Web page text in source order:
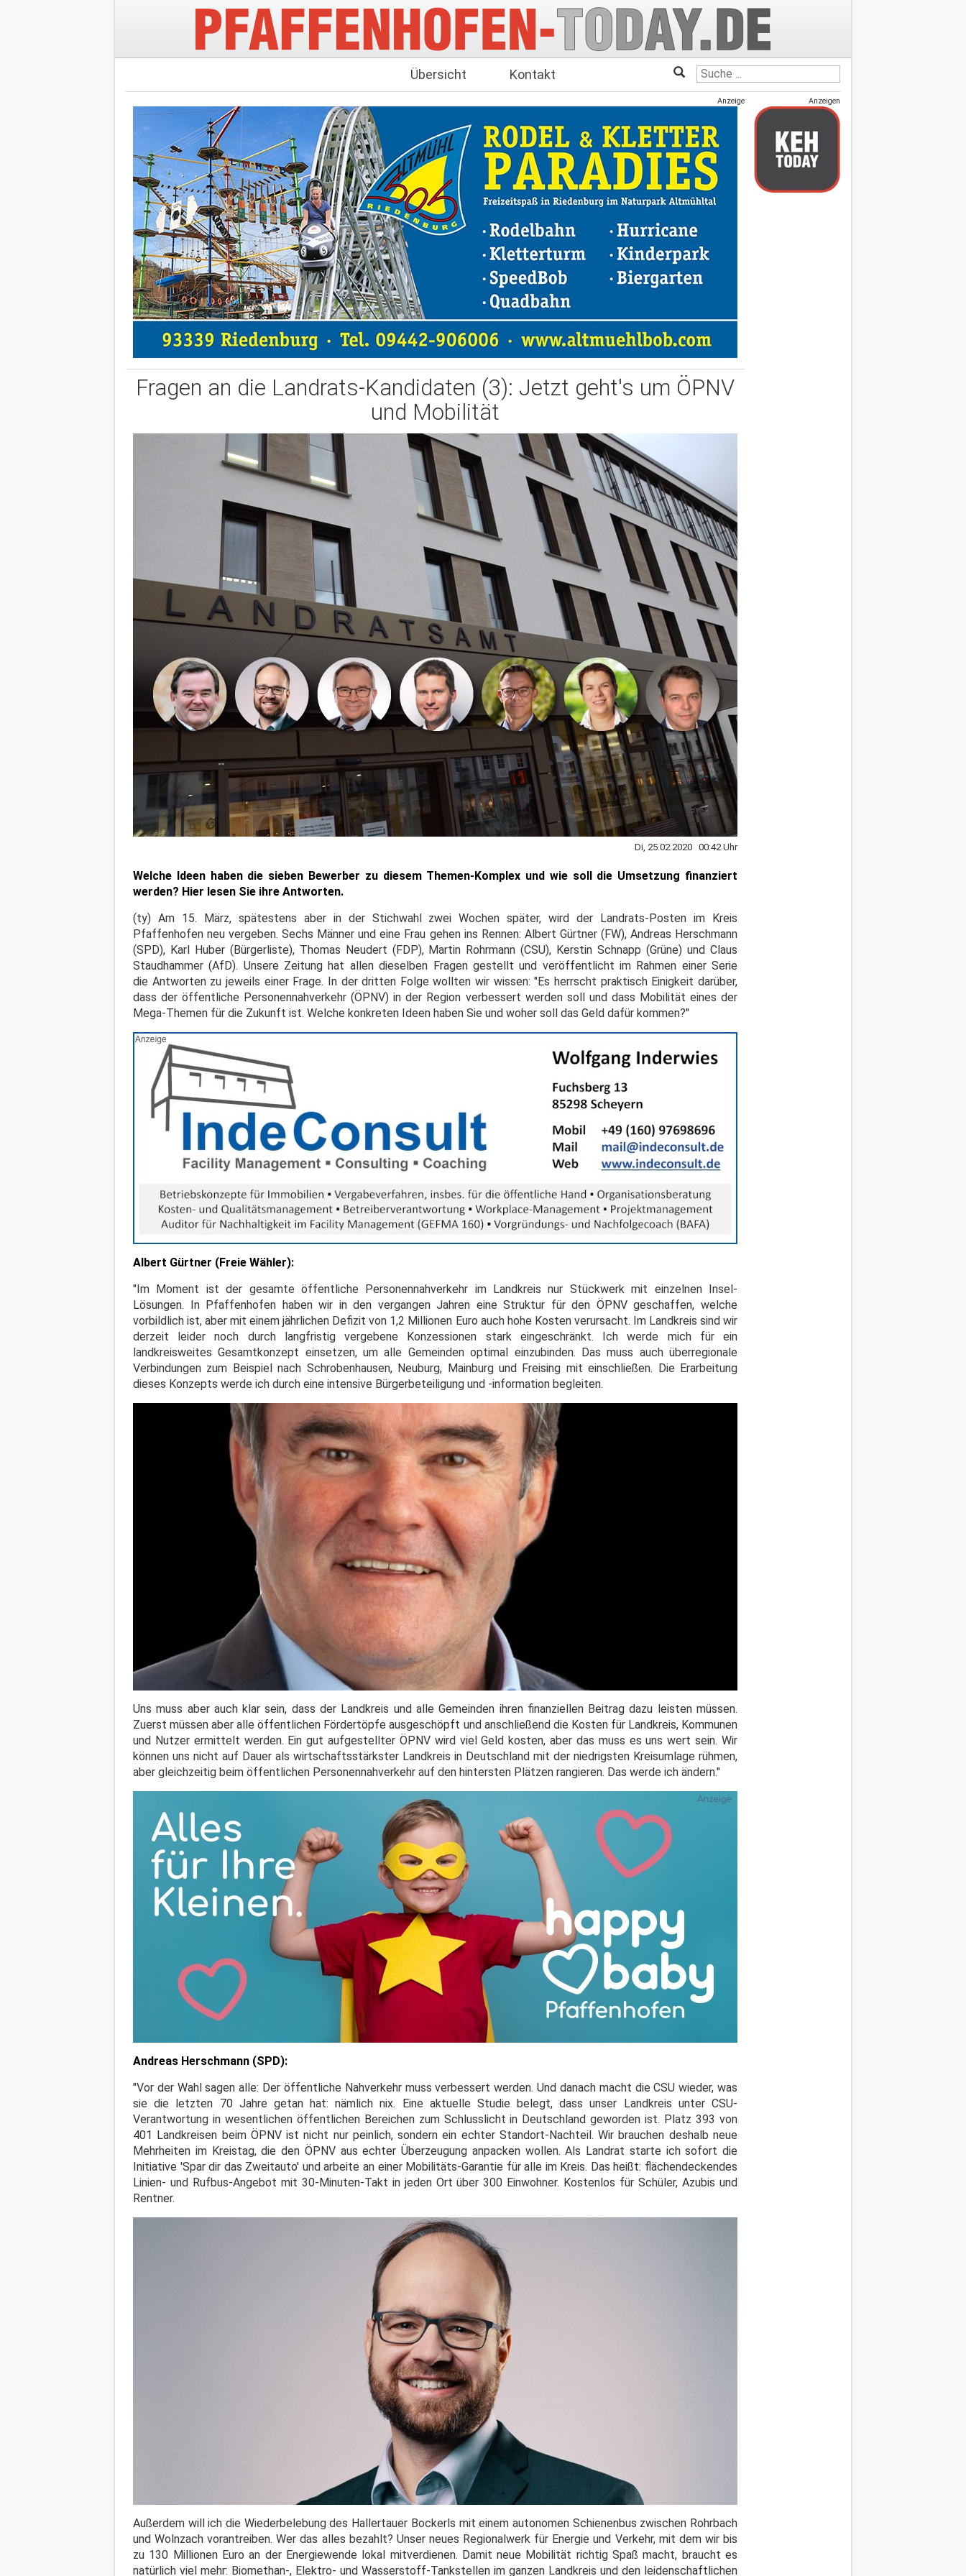
Übersicht Kontakt
Anzeige
Fragen an die Landrats-Kandidaten (3): Jetzt geht's um ÖPNV
und Mobilität
Di, 25.02.2020 00:42 Uhr
Welche Ideen haben die sieben Bewerber zu diesem Themen-Komplex und wie soll die Umsetzung finanziert
werden? Hier lesen Sie ihre Antworten.
(ty) Am 15. März, spätestens aber in der Stichwahl zwei Wochen später, wird der Landrats-Posten im Kreis
Pfaffenhofen neu vergeben. Sechs Männer und eine Frau gehen ins Rennen: Albert Gürtner (FW), Andreas Herschmann
(SPD), Karl Huber (Bürgerliste), Thomas Neudert (FDP), Martin Rohrmann (CSU), Kerstin Schnapp (Grüne) und Claus
Staudhammer (AfD). Unsere Zeitung hat allen dieselben Fragen gestellt und veröffentlicht im Rahmen einer Serie
die Antworten zu jeweils einer Frage. In der dritten Folge wollten wir wissen: "Es herrscht praktisch Einigkeit darüber,
dass der öffentliche Personennahverkehr (ÖPNV) in der Region verbessert werden soll und dass Mobilität eines der
Mega-Themen für die Zukunft ist. Welche konkreten Ideen haben Sie und woher soll das Geld dafür kommen?"
Albert Gürtner (Freie Wähler):
"Im Moment ist der gesamte öffentliche Personennahverkehr im Landkreis nur Stückwerk mit einzelnen Insel-
Lösungen. In Pfaffenhofen haben wir in den vergangen Jahren eine Struktur für den ÖPNV geschaffen, welche
vorbildlich ist, aber mit einem jährlichen Defizit von 1,2 Millionen Euro auch hohe Kosten verursacht. Im Landkreis sind wir
derzeit leider noch durch langfristig vergebene Konzessionen stark eingeschränkt. Ich werde mich für ein
landkreisweites Gesamtkonzept einsetzen, um alle Gemeinden optimal einzubinden. Das muss auch überregionale
Verbindungen zum Beispiel nach Schrobenhausen, Neuburg, Mainburg und Freising mit einschließen. Die Erarbeitung
dieses Konzepts werde ich durch eine intensive Bürgerbeteiligung und -information begleiten.
Uns muss aber auch klar sein, dass der Landkreis und alle Gemeinden ihren finanziellen Beitrag dazu leisten müssen.
Zuerst müssen aber alle öffentlichen Fördertöpfe ausgeschöpft und anschließend die Kosten für Landkreis, Kommunen
und Nutzer ermittelt werden. Ein gut aufgestellter ÖPNV wird viel Geld kosten, aber das muss es uns wert sein. Wir
können uns nicht auf Dauer als wirtschaftsstärkster Landkreis in Deutschland mit der niedrigsten Kreisumlage rühmen,
aber gleichzeitig beim öffentlichen Personennahverkehr auf den hintersten Plätzen rangieren. Das werde ich ändern."
Andreas Herschmann (SPD):
"Vor der Wahl sagen alle: Der öffentliche Nahverkehr muss verbessert werden. Und danach macht die CSU wieder, was
sie die letzten 70 Jahre getan hat: nämlich nix. Eine aktuelle Studie belegt, dass unser Landkreis unter CSU-
Verantwortung in wesentlichen öffentlichen Bereichen zum Schlusslicht in Deutschland geworden ist. Platz 393 von
401 Landkreisen beim ÖPNV ist nicht nur peinlich, sondern ein echter Standort-Nachteil. Wir brauchen deshalb neue
Mehrheiten im Kreistag, die den ÖPNV aus echter Überzeugung anpacken wollen. Als Landrat starte ich sofort die
Initiative 'Spar dir das Zweitauto' und arbeite an einer Mobilitäts-Garantie für alle im Kreis. Das heißt: flächendeckendes
Linien- und Rufbus-Angebot mit 30-Minuten-Takt in jeden Ort über 300 Einwohner. Kostenlos für Schüler, Azubis und
Rentner.
Außerdem will ich die Wiederbelebung des Hallertauer Bockerls mit einem autonomen Schienenbus zwischen Rohrbach
und Wolnzach vorantreiben. Wer das alles bezahlt? Unser neues Regionalwerk für Energie und Verkehr, mit dem wir bis
zu 130 Millionen Euro an der Energiewende lokal mitverdienen. Damit neue Mobilität richtig Spaß macht, braucht es
natürlich viel mehr: Biomethan-, Elektro- und Wasserstoff-Tankstellen im ganzen Landkreis und den leidenschaftlichen
Anzeigen